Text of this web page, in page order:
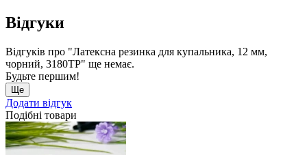
Відгуки
Відгуків про "Латексна резинка для купальника, 12 мм,
чорний, 3180ТР" ще немає.
Будьте першим!
Ще
Додати відгук
Подібні товари